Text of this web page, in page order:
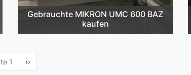
Gebrauchte MIKRON UMC 600 BAZ
kaufen
1
Nächste
Seite
››